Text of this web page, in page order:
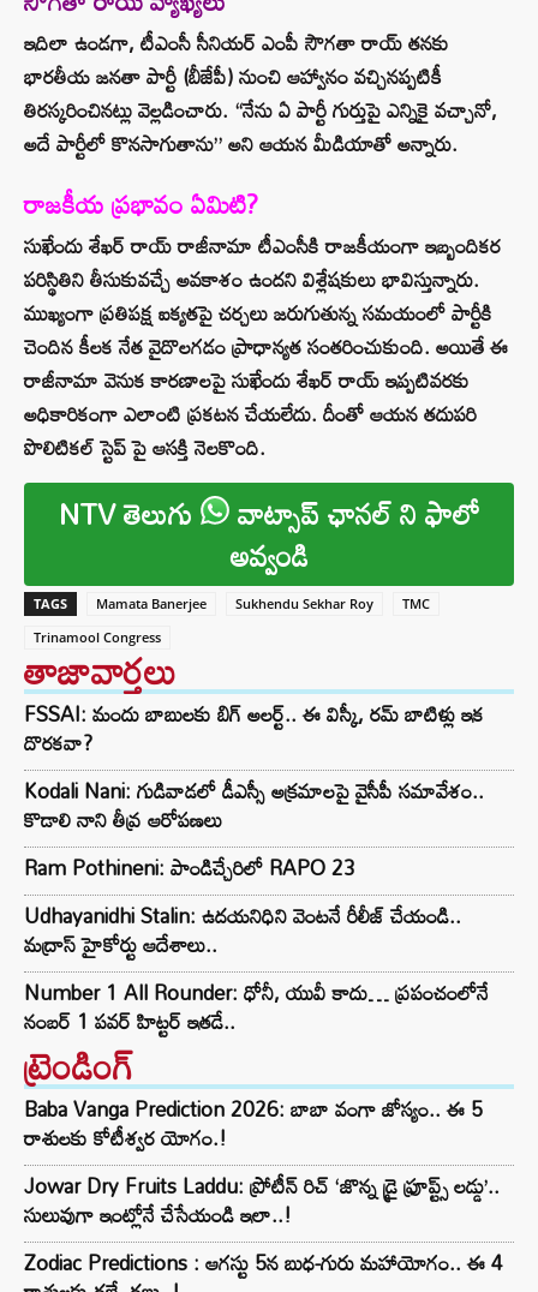
ఇదిలా ఉండగా, టీఎంసీ సీనియర్ ఎంపీ సౌగతా రాయ్ తనకు
భారతీయ జనతా పార్టీ (బీజేపీ) నుంచి ఆహ్వానం వచ్చినప్పటికీ
తిరస్కరించినట్లు వెల్లడించారు. “నేను ఏ పార్టీ గుర్తుపై ఎన్నికై వచ్చానో,
అదే పార్టీలో కొనసాగుతాను” అని ఆయన మీడియాతో అన్నారు.
రాజకీయ ప్రభావం ఏమిటి?
సుఖేందు శేఖర్ రాయ్ రాజీనామా టీఎంసీకి రాజకీయంగా ఇబ్బందికర
పరిస్థితిని తీసుకువచ్చే అవకాశం ఉందని విశ్లేషకులు భావిస్తున్నారు.
ముఖ్యంగా ప్రతిపక్ష ఐక్యతపై చర్చలు జరుగుతున్న సమయంలో పార్టీకి
చెందిన కీలక నేత వైదొలగడం ప్రాధాన్యత సంతరించుకుంది. అయితే ఈ
రాజీనామా వెనుక కారణాలపై సుఖేందు శేఖర్ రాయ్ ఇప్పటివరకు
అధికారికంగా ఎలాంటి ప్రకటన చేయలేదు. దీంతో ఆయన తదుపరి
పొలిటికల్ స్టెప్ పై ఆసక్తి నెలకొంది.
NTV తెలుగు వాట్సాప్ ఛానల్ ని ఫాలో
అవ్వండి
TAGS Mamata Banerjee Sukhendu Sekhar Roy
TMC
Trinamool Congress
తాజావార్తలు
FSSAI: మందు బాబులకు బిగ్ అలర్ట్.. ఈ విస్కీ, రమ్ బాటిళ్లు ఇక
దొరకవా?
Kodali Nani: గుడివాడలో డీఎస్సీ అక్రమాలపై వైసీపీ సమావేశం..
కొడాలి నాని తీవ్ర ఆరోపణలు
Ram Pothineni: పాండిచ్చేరిలో RAPO 23
Udhayanidhi Stalin: ఉదయనిధిని వెంటనే రీలీజ్ చేయండి..
మద్రాస్ హైకోర్టు ఆదేశాలు..
Number 1 All Rounder: ధోనీ, యువీ కాదు… ప్రపంచంలోనే
నంబర్ 1 పవర్ హిట్టర్ ఇతడే..
ట్రెండింగ్‌
Baba Vanga Prediction 2026: బాబా వంగా జోస్యం.. ఈ 5
రాశులకు కోటీశ్వర యోగం.!
Jowar Dry Fruits Laddu: ప్రోటీన్ రిచ్ ‘జొన్న డ్రై ఫ్రూప్ట్స్ లడ్డు’..
సులువుగా ఇంట్లోనే చేసేయండి ఇలా..!
Zodiac Predictions : ఆగస్టు 5న బుధ-గురు మహాయోగం.. ఈ 4